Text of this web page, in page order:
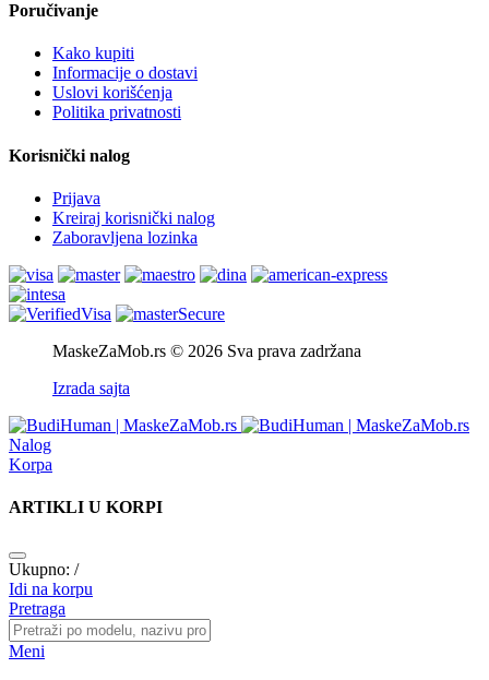
Poručivanje
Kako kupiti
Informacije o dostavi
Uslovi korišćenja
Politika privatnosti
Korisnički nalog
Prijava
Kreiraj korisnički nalog
Zaboravljena lozinka
MaskeZaMob.rs © 2026 Sva prava zadržana
Izrada sajta
Nalog
Korpa
ARTIKLI U KORPI
Ukupno: /
Idi na korpu
Pretraga
Meni